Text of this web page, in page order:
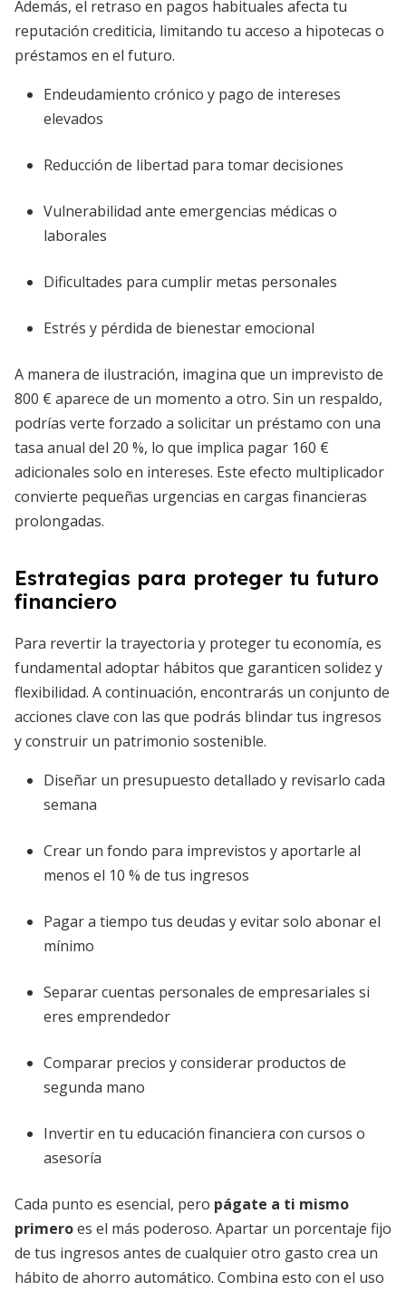
Además, el retraso en pagos habituales afecta tu
reputación crediticia, limitando tu acceso a hipotecas o
préstamos en el futuro.
Endeudamiento crónico y pago de intereses
elevados
Reducción de libertad para tomar decisiones
Vulnerabilidad ante emergencias médicas o
laborales
Dificultades para cumplir metas personales
Estrés y pérdida de bienestar emocional
A manera de ilustración, imagina que un imprevisto de
800 € aparece de un momento a otro. Sin un respaldo,
podrías verte forzado a solicitar un préstamo con una
tasa anual del 20 %, lo que implica pagar 160 €
adicionales solo en intereses. Este efecto multiplicador
convierte pequeñas urgencias en cargas financieras
prolongadas.
Estrategias para proteger tu futuro
financiero
Para revertir la trayectoria y proteger tu economía, es
fundamental adoptar hábitos que garanticen solidez y
flexibilidad. A continuación, encontrarás un conjunto de
acciones clave con las que podrás blindar tus ingresos
y construir un patrimonio sostenible.
Diseñar un presupuesto detallado y revisarlo cada
semana
Crear un fondo para imprevistos y aportarle al
menos el 10 % de tus ingresos
Pagar a tiempo tus deudas y evitar solo abonar el
mínimo
Separar cuentas personales de empresariales si
eres emprendedor
Comparar precios y considerar productos de
segunda mano
Invertir en tu educación financiera con cursos o
asesoría
Cada punto es esencial, pero págate a ti mismo
primeroes el más poderoso. Apartar un porcentaje fijo
de tus ingresos antes de cualquier otro gasto crea un
hábito de ahorro automático. Combina esto con el uso